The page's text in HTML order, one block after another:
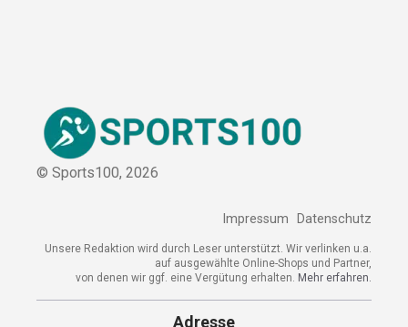
© Sports100, 2026
Impressum Datenschutz
Unsere Redaktion wird durch Leser unterstützt. Wir verlinken u.a.
auf ausgewählte Online-Shops und Partner,
von denen wir ggf. eine Vergütung erhalten. Mehr erfahren.
Adresse